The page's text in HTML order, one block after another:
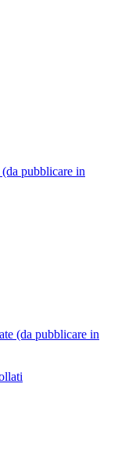
pubblicare in
(da pubblicare in